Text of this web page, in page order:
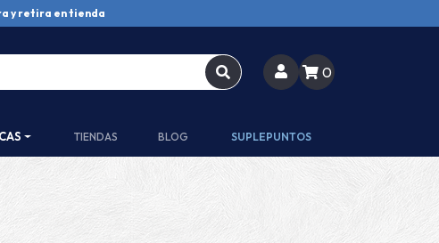
y retira en tienda
0
TIENDAS BLOG SUPLEPUNTOS